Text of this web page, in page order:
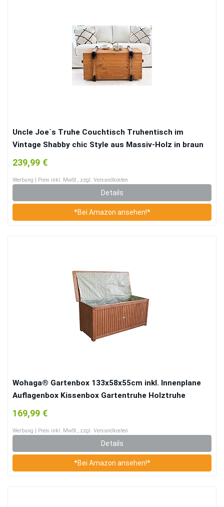
Uncle Joe´s Truhe Couchtisch Truhentisch im
Vintage Shabby chic Style aus Massiv-Holz in braun
mit Stauraum und Deckel Holzkiste Beistelltisch
Landhaus Wohnzimmertisch Holztisch
239,99 €
Werbung | Preis inkl. MwSt., zzgl. Versandkosten
Details
*Bei Amazon ansehen!*
Wohaga® Gartenbox 133x58x55cm inkl. Innenplane
Auflagenbox Kissenbox Gartentruhe Holztruhe
Hartholz Eukalyptus Auflagentruhe
169,99 €
Werbung | Preis inkl. MwSt., zzgl. Versandkosten
Details
*Bei Amazon ansehen!*